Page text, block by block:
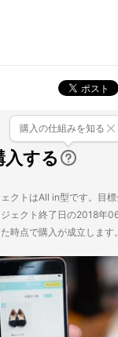
入する
購入の仕組みを知る
クトはAll in型です。目
ェクト終了日の2018年
時点で購入が成立します。